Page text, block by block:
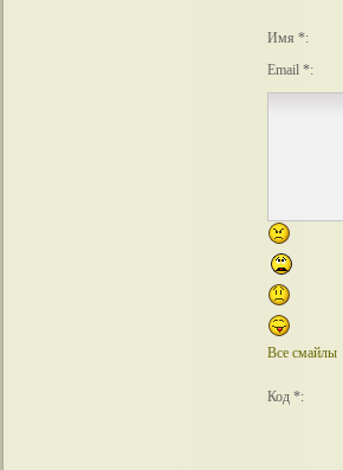
Имя *:
Email *:
Все смайлы
Код *: